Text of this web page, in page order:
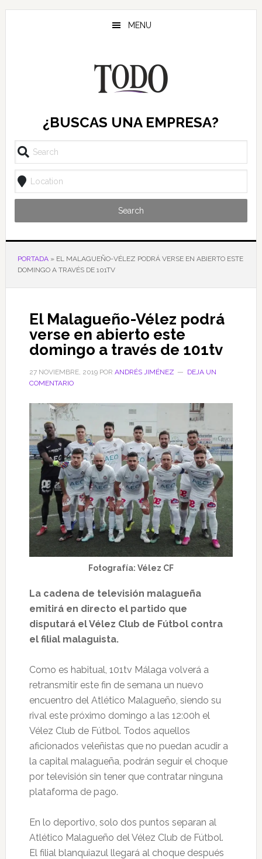
Saltar
Saltar
Saltar
MENU
¿BUSCAS UNA EMPRESA?
Search
PORTADA» EL MALAGUEÑO-VÉLEZ PODRÁ VERSE EN ABIERTO ESTE
DOMINGO A TRAVÉS DE 101TV
El Malagueño-Vélez podrá
verse en abierto este
domingo a través de 101tv
27 NOVIEMBRE, 2019POR ANDRÉS JIMÉNEZ
DEJA UN
COMENTARIO
Fotografía: Vélez CF
La cadena de televisión malagueña
emitirá en directo el partido que
disputará el Vélez Club de Fútbol contra
el filial malaguista.
Como es habitual, 101tv Málaga volverá a
retransmitir este fin de semana un nuevo
encuentro del Atlético Malagueño, siendo su
rival este próximo domingo a las 12:00h el
Vélez Club de Fútbol. Todos aquellos
aficionados veleñistas que no puedan acudir a
la capital malagueña, podrán seguir el choque
por televisión sin tener que contratar ninguna
plataforma de pago.
En lo deportivo, solo dos puntos separan al
Atlético Malagueño del Vélez Club de Fútbol.
El filial blanquiazul llegará al choque después